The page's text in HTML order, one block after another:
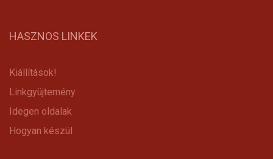
HASZNOS LINKEK
Kiállítások!
Linkgyüjtemény
Idegen oldalak
Hogyan készül